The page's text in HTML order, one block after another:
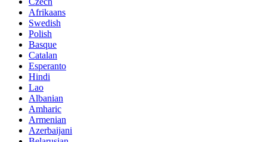
Afrikaans
Swedish
Polish
Basque
Catalan
Esperanto
Hindi
Lao
Albanian
Amharic
Armenian
Azerbaijani